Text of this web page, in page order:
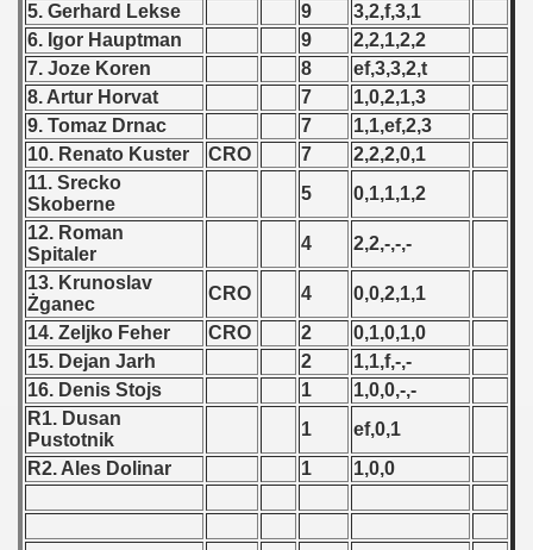
5. Gerhard Lekse
9
3,2,f,3,1
6. Igor Hauptman
9
2,2,1,2,2
7. Joze Koren
8
ef,3,3,2,t
8. Artur Horvat
7
1,0,2,1,3
9. Tomaz Drnac
7
1,1,ef,2,3
10. Renato Kuster
CRO 7
2,2,2,0,1
11. Srecko
Skoberne
5
0,1,1,1,2
12. Roman
Spitaler
4
2,2,-,-,-
13. Krunoslav
Żganec
CRO 4
0,0,2,1,1
14. Zeljko Feher
CRO 2
0,1,0,1,0
15. Dejan Jarh
2
1,1,f,-,-
16. Denis Stojs
1
1,0,0,-,-
R1. Dusan
Pustotnik
1
ef,0,1
R2. Ales Dolinar
1 1,0,0
1983
1984